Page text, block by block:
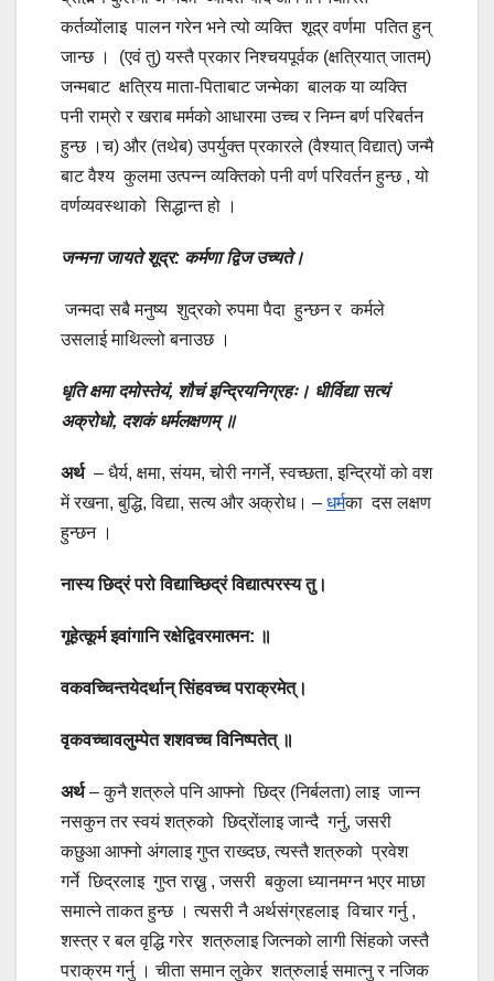
कर्तव्योंलाइ पालन गरेन भने त्यो व्यक्ति शूद्र वर्णमा पतित हुन्
जान्छ । (एवं तु) यस्तै प्रकार निश्चयपूर्वक (क्षत्रियात्‌ जातम्‌)
जन्मबाट क्षत्रिय माता-पिताबाट जन्मेका बालक या व्यक्ति
पनी राम्रो र खराब मर्मको आधारमा उच्च र निम्न बर्ण परिबर्तन
हुन्छ ।च) और (तथेब) उपर्युक्त प्रकारले (वैश्यात्‌ विद्यात्‌) जन्मै
बाट वैश्य कुलमा उत्पन्न व्यक्तिको पनी वर्ण परिवर्तन हुन्छ , यो
वर्णव्यवस्थाको सिद्धान्त हो ।
जन्मना जायते शूद्र: कर्मणा द्विज उच्यते।
जन्मदा सबै मनुष्य शुद्रको रुपमा पैदा हुन्छन र कर्मले
उसलाई माथिल्लो बनाउछ ।
धृति क्षमा दमोस्तेयं, शौचं इन्द्रियनिग्रहः। धीर्विद्या सत्यं
अक्रोधो, दशकं धर्मलक्षणम् ॥
अर्थ– धैर्य, क्षमा, संयम, चोरी नगर्ने, स्वच्छता, इन्द्रियों को वश
में रखना, बुद्धि, विद्या, सत्य और अक्रोध। – धर्मका दस लक्षण
हुन्छन ।
नास्य छिद्रं परो विद्याच्छिद्रं विद्यात्परस्य तु।
गूहेत्कूर्म इवांगानि रक्षेद्विवरमात्मन: ॥
वकवच्चिन्तयेदर्थान् सिंहवच्च पराक्रमेत्।
वृकवच्चावलुम्पेत शशवच्च विनिष्पतेत् ॥
अर्थ– कुनै शत्रुले पनि आफ्नो छिद्र (निर्बलता) लाइ जान्न
नसकुन तर स्वयं शत्रुको छिद्रोंलाइ जान्दै गर्नु, जसरी
कछुआ आफ्नो अंगलाइ गुप्त राख्दछ, त्यस्तै शत्रुको प्रवेश
गर्ने छिद्रलाइ गुप्त राख्नु , जसरी बकुला ध्यानमग्न भएर माछा
समात्ने ताकत हुन्छ । त्यसरी नै अर्थसंग्रहलाइ विचार गर्नु ,
शस्त्र र बल वृद्धि गरेर शत्रुलाइ जित्नको लागी सिंहको जस्तै
पराक्रम गर्नु । चीता समान लुकेर शत्रुलाई समात्नु र नजिक